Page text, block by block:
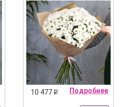
10 477 q Подробнее